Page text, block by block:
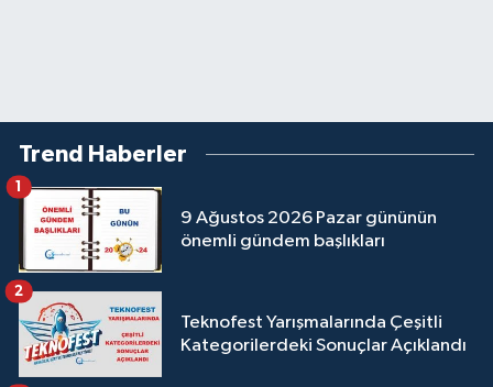
Trend Haberler
9 Ağustos 2026 Pazar gününün
önemli gündem başlıkları
1
Teknofest Yarışmalarında Çeşitli
Kategorilerdeki Sonuçlar Açıklandı
2